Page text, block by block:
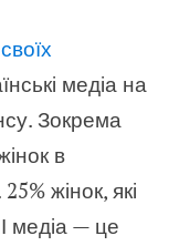
медіа на
Зокрема
в
жінок, які
медіа — це